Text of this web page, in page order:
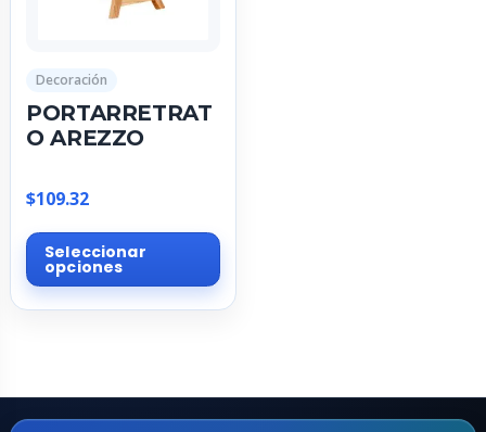
Decoración
PORTARRETRAT
O AREZZO
$109.32
Seleccionar
opciones
Este
múltiples
opciones
se